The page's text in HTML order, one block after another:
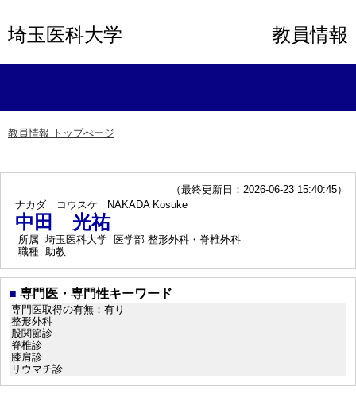
埼玉医科大学 教員情報
教員情報 トップぺージ
（最終更新日：2026-06-23 15:40:45）
ナカダ コウスケ
NAKADA Kosuke
中田 光祐
所属 埼玉医科大学 医学部 整形外科・脊椎外科
職種 助教
■ 専門医・専門性キーワード
専門医取得の有無：有り
整形外科
股関節診
脊椎診
膝肩診
リウマチ診